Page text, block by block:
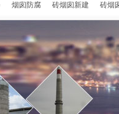
烟囱防腐 砖烟囱新建 砖烟